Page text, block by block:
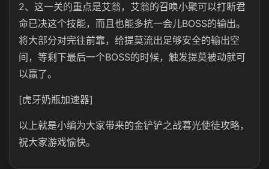
2、这一关的重点是艾翁，艾翁的召唤小聚可以打断君
命已决这个技能，而且也能多抗一会儿BOSS的输出。
将大部分对完往前靠，给提莫流出足够安全的输出空
间，等剩下最后一个BOSS的时候，触发提莫被动就可
以赢了。
[虎牙奶瓶加速器]
以上就是小编为大家带来的金铲铲之战暮光使徒攻略，
祝大家游戏愉快。